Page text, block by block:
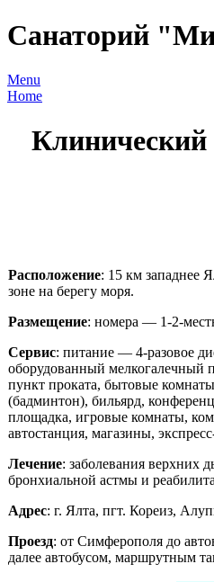
Санаторий
Menu
Home
Расположение: 15 км западнее
зоне на берегу моря.
Размещение: номера — 1-2-
Сервис: питание — 4-разовое
оборудованный мелкогалечный
пункт проката, бытовые
(бадминтон), бильярд,
площадка, игровые комнаты,
автостанция, магазины,
Лечение: заболевания верхних
бронхиальной астмы и
Адрес: г. Ялта, пгт. Кореиз,
Проезд: от Симферополя до
далее автобусом, маршрутным